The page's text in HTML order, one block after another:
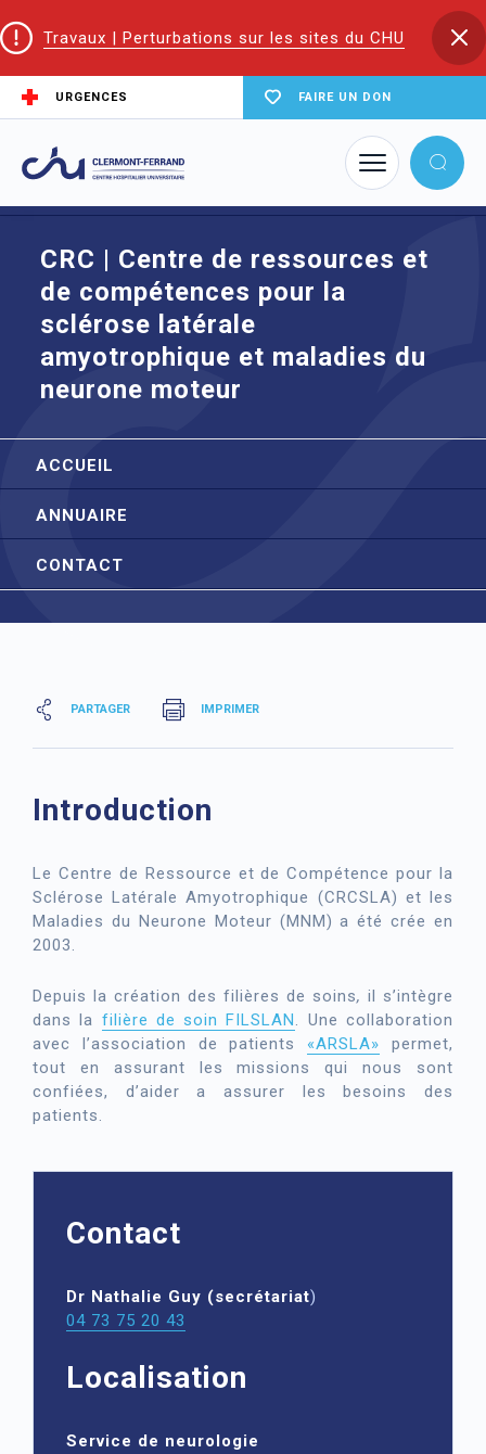
Travaux | Perturbations sur les sites du CHU
URGENCES FAIRE UN DON
Accueil
CRC | Centre de ressources et de compétences pour la sclérose
latérale amyotrophique et maladies du neurone moteur
CRC | Centre de ressources et
de compétences pour la
sclérose latérale
amyotrophique et maladies du
neurone moteur
ACCUEIL
ANNUAIRE
CONTACT
PARTAGER IMPRIMER
Introduction
Le Centre de Ressource et de Compétence pour la
Sclérose Latérale Amyotrophique (CRCSLA) et les
Maladies du Neurone Moteur (MNM) a été crée en
2003.
Depuis la création des filières de soins, il s’intègre
dans la filière de soin FILSLAN. Une collaboration
avec l’association de patients «ARSLA» permet,
tout en assurant les missions qui nous sont
confiées, d’aider a assurer les besoins des
patients.
Contact
Dr Nathalie Guy (secrétariat)
04 73 75 20 43
Localisation
Service de neurologie